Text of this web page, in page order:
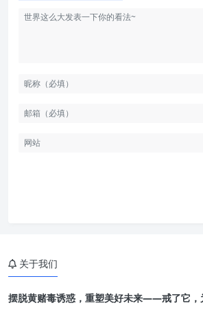
关于我们
摆脱黄赌毒诱惑，重塑美好未来——戒了它，